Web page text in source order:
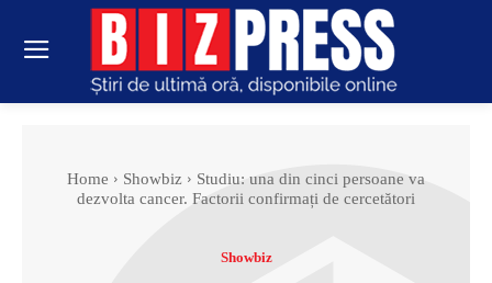
Home Showbiz
Studiu: una din cinci persoane va
dezvolta cancer. Factorii confirmați de cercetători
Showbiz